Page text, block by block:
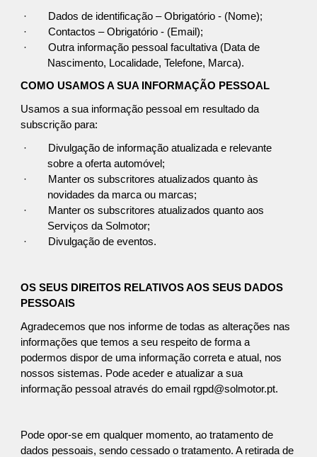
·
Dados de identificação – Obrigatório - (Nome);
·
Contactos – Obrigatório - (Email);
·
Outra informação pessoal facultativa (Data de
Nascimento, Localidade, Telefone, Marca).
COMO USAMOS A SUA INFORMAÇÃO PESSOAL
Usamos a sua informação pessoal em resultado da
subscrição para:
·
Divulgação de informação atualizada e relevante
sobre a oferta automóvel;
·
Manter os subscritores atualizados quanto às
novidades da marca ou marcas;
·
Manter os subscritores atualizados quanto aos
Serviços da Solmotor;
·
Divulgação de eventos.
OS SEUS DIREITOS RELATIVOS AOS SEUS DADOS
PESSOAIS
Agradecemos que nos informe de todas as alterações nas
informações que temos a seu respeito de forma a
podermos dispor de uma informação correta e atual, nos
nossos sistemas. Pode aceder e atualizar a sua
informação pessoal através do email rgpd@solmotor.pt.
Pode opor-se em qualquer momento, ao tratamento de
dados pessoais, sendo cessado o tratamento. A retirada de